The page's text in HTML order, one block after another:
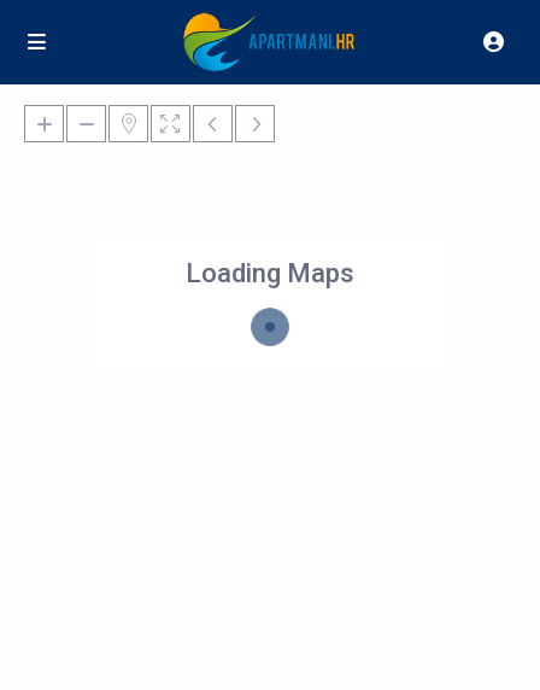
Loading Maps